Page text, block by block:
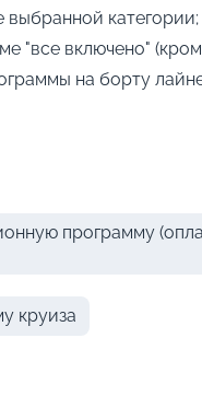
категории;
"все включено"
на борту
программу
круиза